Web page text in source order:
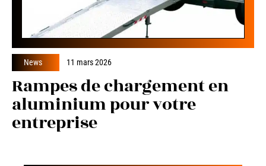
News 11 mars 2026
Rampes de chargement en
aluminium pour votre
entreprise